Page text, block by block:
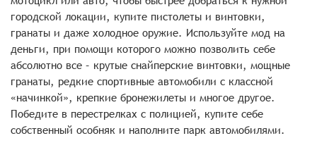
городской локации, купите пистолеты и винтовки,
гранаты и даже холодное оружие. Используйте мод на
деньги, при помощи которого можно позволить себе
абсолютно все – крутые снайперские винтовки, мощные
гранаты, редкие спортивные автомобили с классной
«начинкой», крепкие бронежилеты и многое другое.
Победите в перестрелках с полицией, купите себе
собственный особняк и наполните парк автомобилями.